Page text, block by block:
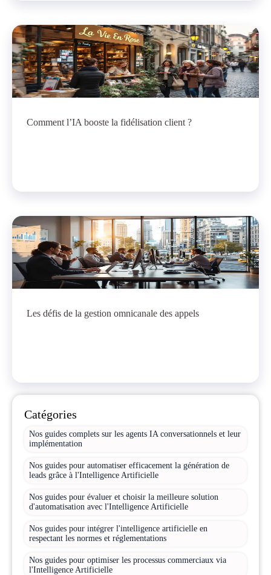
Comment l’IA booste la fidélisation client ?
Les défis de la gestion omnicanale des appels
Catégories
Nos guides complets sur les agents IA conversationnels et leur
implémentation
Nos guides pour automatiser efficacement la génération de
leads grâce à l'Intelligence Artificielle
Nos guides pour évaluer et choisir la meilleure solution
d'automatisation avec l'Intelligence Artificielle
Nos guides pour intégrer l'intelligence artificielle en
respectant les normes et réglementations
Nos guides pour optimiser les processus commerciaux via
l'Intelligence Artificielle